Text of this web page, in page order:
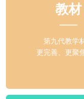
教材
第九代教学
更完善、更聚